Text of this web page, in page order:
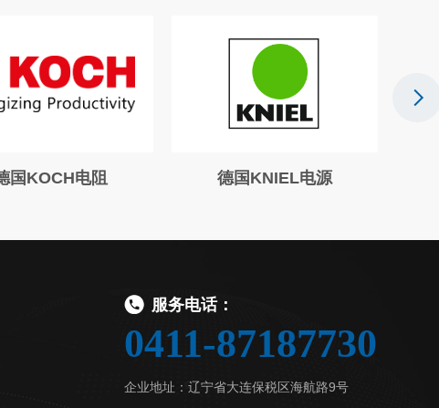
国KOCH电阻 德国KNIEL电源
服务电话：
0411-87187730
企业地址：辽宁省大连保税区海航路9号